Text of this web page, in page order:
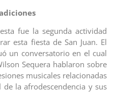
fue la segunda actividad
esta fiesta de San Juan. El
un conversatorio en el cual
Sequera hablaron sobre
musicales relacionadas
la afrodescendencia y sus